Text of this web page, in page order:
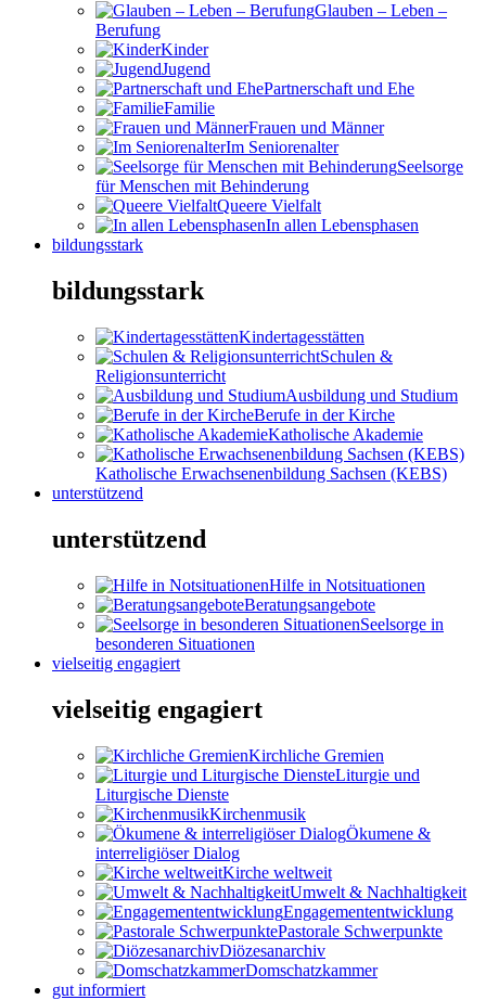
Glauben – Leben –
Berufung
Kinder
Jugend
Partnerschaft und Ehe
Familie
Frauen und Männer
Im Seniorenalter
Seelsorge
für Menschen mit Behinderung
Queere Vielfalt
In allen Lebensphasen
bildungsstark
bildungsstark
Kindertagesstätten
Schulen &
Religionsunterricht
Ausbildung und Studium
Berufe in der Kirche
Katholische Akademie
Katholische Erwachsenenbildung Sachsen (KEBS)
unterstützend
unterstützend
Hilfe in Notsituationen
Beratungsangebote
Seelsorge in
besonderen Situationen
vielseitig engagiert
vielseitig engagiert
Kirchliche Gremien
Liturgie und
Liturgische Dienste
Kirchenmusik
Ökumene &
interreligiöser Dialog
Kirche weltweit
Umwelt & Nachhaltigkeit
Engagemententwicklung
Pastorale Schwerpunkte
Diözesanarchiv
Domschatzkammer
gut informiert